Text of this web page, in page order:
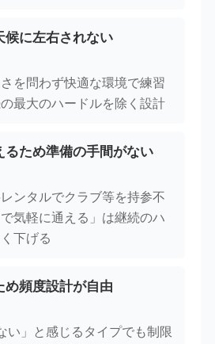
候に左右されない
を問わず快適な環境で練習
最大のハードルを除く設計
るため準備の手間がない
ンタルでクラブ等を持参不
気軽に通える」は継続のハ
下げる
め頻度設計が自由
い」と感じるタイプでも制限